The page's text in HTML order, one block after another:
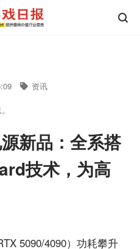
资讯
新品：全系搭
技术，为高
5090/4090）功耗攀升